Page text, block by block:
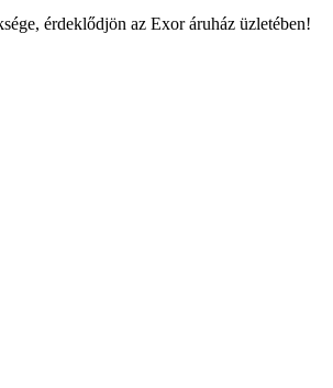
érdeklődjön az Exor áruház üzletében!